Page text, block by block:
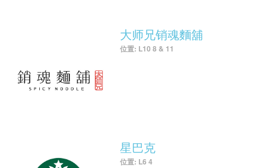
大师兄销魂麵舖
位置: L10 8 & 11
星巴克
位置: L6 4